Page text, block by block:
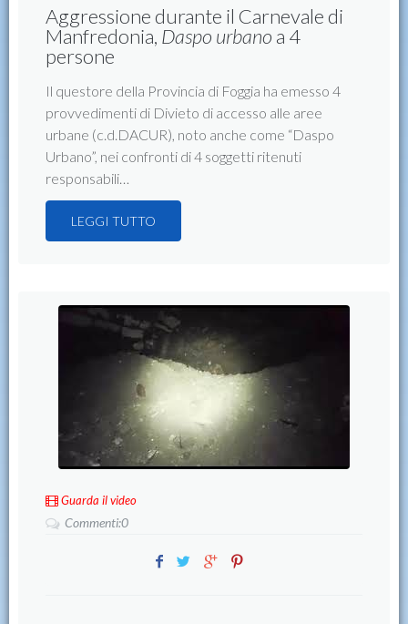
Aggressione durante il Carnevale di
Manfredonia, Daspo urbano a 4
persone
Il questore della Provincia di Foggia ha emesso 4
provvedimenti di Divieto di accesso alle aree
urbane (c.d.DACUR), noto anche come “Daspo
Urbano”, nei confronti di 4 soggetti ritenuti
responsabili…
LEGGI TUTTO
Guarda il video
Commenti:0